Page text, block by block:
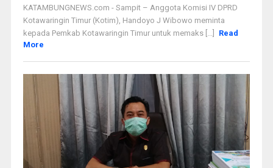
KATAMBUNGNEWS.com - Sampit – Anggota Komisi IV DPRD
Kotawaringin Timur (Kotim), Handoyo J Wibowo meminta
kepada Pemkab Kotawaringin Timur untuk memaks [...]
Read
More